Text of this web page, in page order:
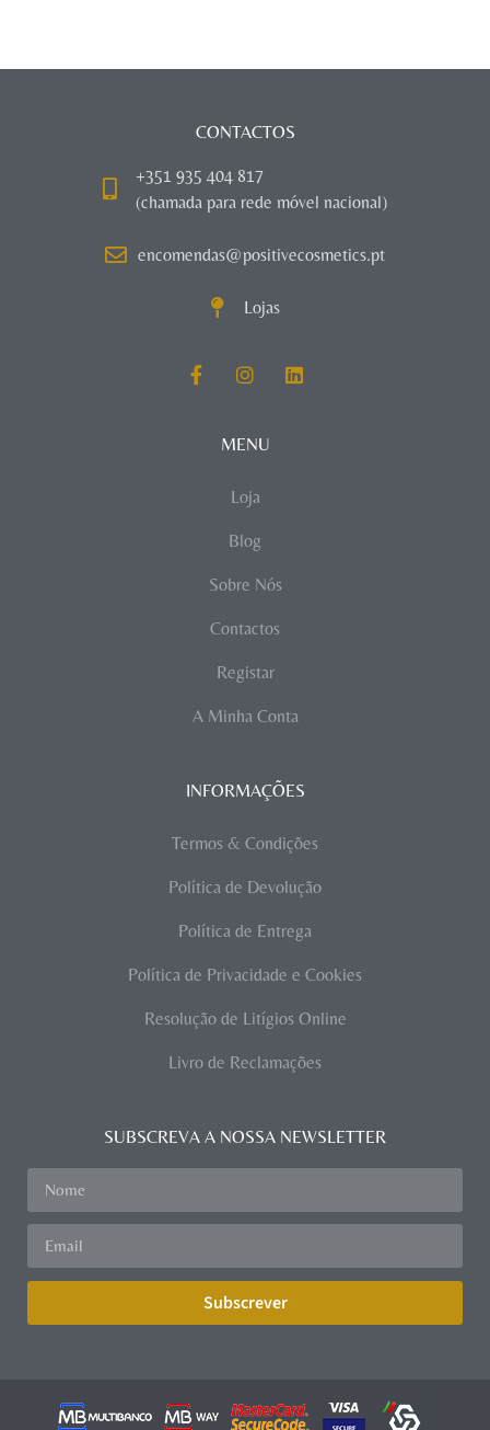
CONTACTOS
+351 935 404 817
(chamada para rede móvel nacional)
encomendas@positivecosmetics.pt
Lojas
MENU
Loja
Blog
Sobre Nós
Contactos
Registar
A Minha Conta
INFORMAÇÕES
Termos & Condições
Política de Devolução
Política de Entrega
Política de Privacidade e Cookies
Resolução de Litígios Online
Livro de Reclamações
SUBSCREVA A NOSSA NEWSLETTER
Subscrever